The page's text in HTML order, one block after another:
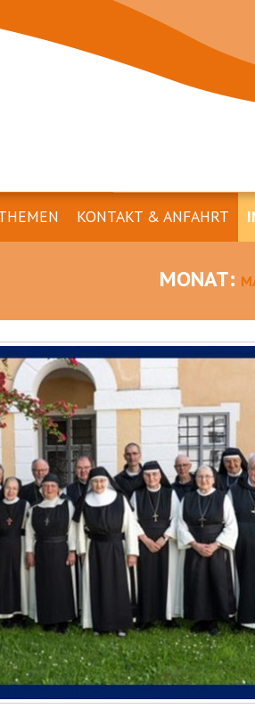
KONTAKT & ANFAHRT
MONAT: